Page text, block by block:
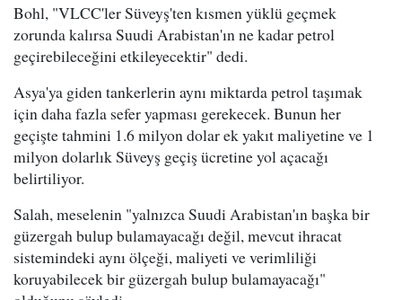
Bohl, "VLCC'ler Süveyş'ten kısmen yüklü geçmek
zorunda kalırsa Suudi Arabistan'ın ne kadar petrol
geçirebileceğini etkileyecektir" dedi.
Asya'ya giden tankerlerin aynı miktarda petrol taşımak
için daha fazla sefer yapması gerekecek. Bunun her
geçişte tahmini 1.6 milyon dolar ek yakıt maliyetine ve 1
milyon dolarlık Süveyş geçiş ücretine yol açacağı
belirtiliyor.
Salah, meselenin "yalnızca Suudi Arabistan'ın başka bir
güzergah bulup bulamayacağı değil, mevcut ihracat
sistemindeki aynı ölçeği, maliyeti ve verimliliği
koruyabilecek bir güzergah bulup bulamayacağı"